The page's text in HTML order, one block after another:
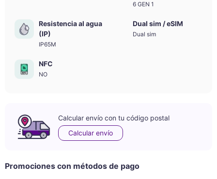
6 GEN 1
Resistencia al agua
(IP)
IP65M
Dual sim / eSIM
Dual sim
NFC
NO
Calcular envío con tu código postal
Calcular envío
Promociones con métodos de pago